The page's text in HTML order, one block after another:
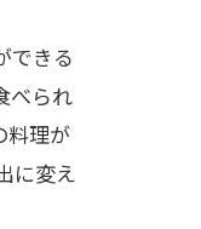
できる
べられ
料理が
に変え